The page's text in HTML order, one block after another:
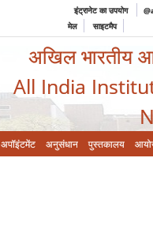
इंट्रानेट का उपयोग
मेल
साइटमैप
अखिल भारतीय
All India
अपॉइंटमेंट अनुसंधान पुस्तकालय